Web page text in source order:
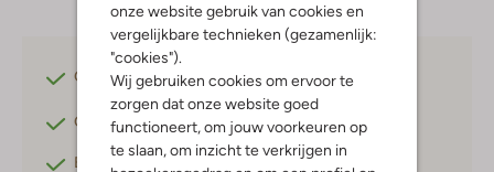
onze website gebruik van cookies en
vergelijkbare technieken (gezamenlijk:
"cookies").
Wij gebruiken cookies om ervoor te
zorgen dat onze website goed
functioneert, om jouw voorkeuren op
te slaan, om inzicht te verkrijgen in
Gratis verzendingvanaf €75,-
Gratis retourneren binnen 30 dagen*
Betaal achteraf met Klarna